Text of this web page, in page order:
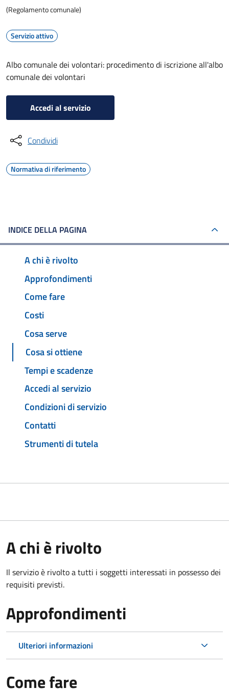
(Regolamento comunale)
Servizio attivo
Albo comunale dei volontari: procedimento di iscrizione all'albo
comunale dei volontari
Accedi al servizio
Condividi
Normativa di riferimento
INDICE DELLA PAGINA
A chi è rivolto
Approfondimenti
Come fare
Costi
Cosa serve
Cosa si ottiene
Tempi e scadenze
Accedi al servizio
Condizioni di servizio
Contatti
Strumenti di tutela
A chi è rivolto
Il servizio è rivolto a tutti i soggetti interessati in possesso dei
requisiti previsti.
Approfondimenti
Ulteriori informazioni
Come fare